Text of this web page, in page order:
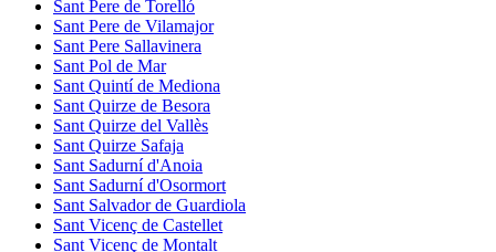
Sant Pere de Torelló
Sant Pere de Vilamajor
Sant Pere Sallavinera
Sant Pol de Mar
Sant Quintí de Mediona
Sant Quirze de Besora
Sant Quirze del Vallès
Sant Quirze Safaja
Sant Sadurní d'Anoia
Sant Sadurní d'Osormort
Sant Salvador de Guardiola
Sant Vicenç de Castellet
Sant Vicenç de Montalt